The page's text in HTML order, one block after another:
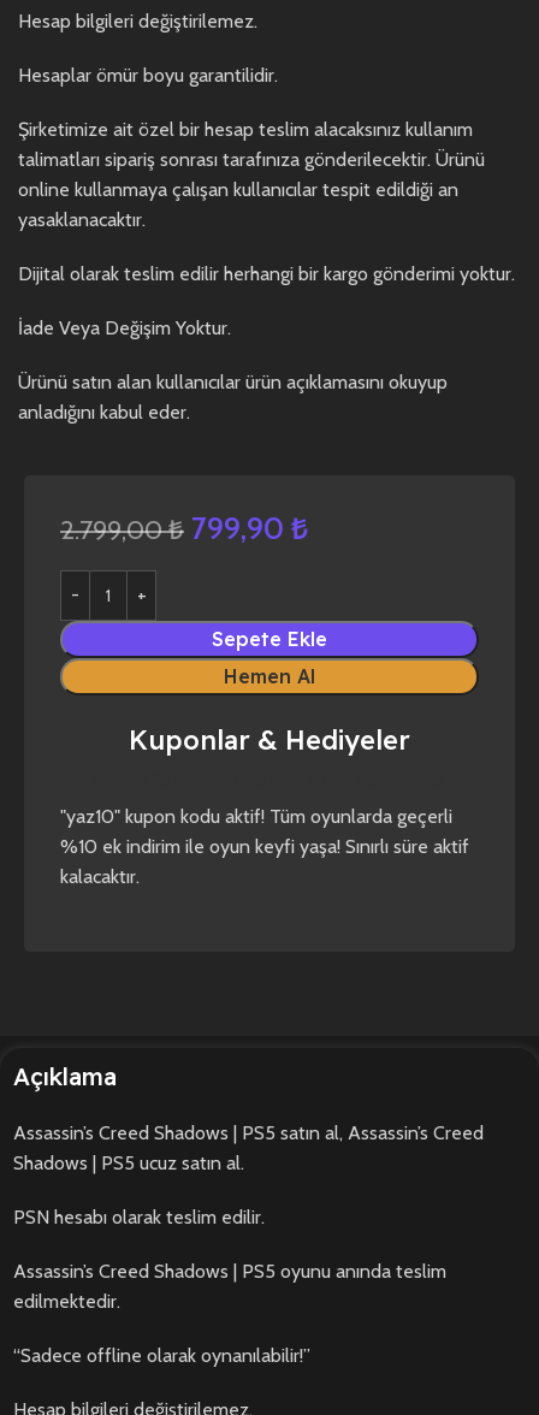
Hesap bilgileri değiştirilemez.
Hesaplar ömür boyu garantilidir.
Şirketimize ait özel bir hesap teslim alacaksınız kullanım
talimatları sipariş sonrası tarafınıza gönderilecektir. Ürünü
online kullanmaya çalışan kullanıcılar tespit edildiği an
yasaklanacaktır.
Dijital olarak teslim edilir herhangi bir kargo gönderimi yoktur.
İade Veya Değişim Yoktur.
Ürünü satın alan kullanıcılar ürün açıklamasını okuyup
anladığını kabul eder.
2.799,00₺ 799,90 ₺
Sepete Ekle
Hemen Al
Kuponlar & Hediyeler
"yaz10" kupon kodu aktif! Tüm oyunlarda geçerli
%10 ek indirim ile oyun keyfi yaşa! Sınırlı süre aktif
kalacaktır.
Açıklama
Assassin’s Creed Shadows | PS5 satın al, Assassin’s Creed
Shadows | PS5 ucuz satın al.
PSN hesabı olarak teslim edilir.
Assassin’s Creed Shadows | PS5 oyunu anında teslim
edilmektedir.
“Sadece offline olarak oynanılabilir!”
Hesap bilgileri değiştirilemez.